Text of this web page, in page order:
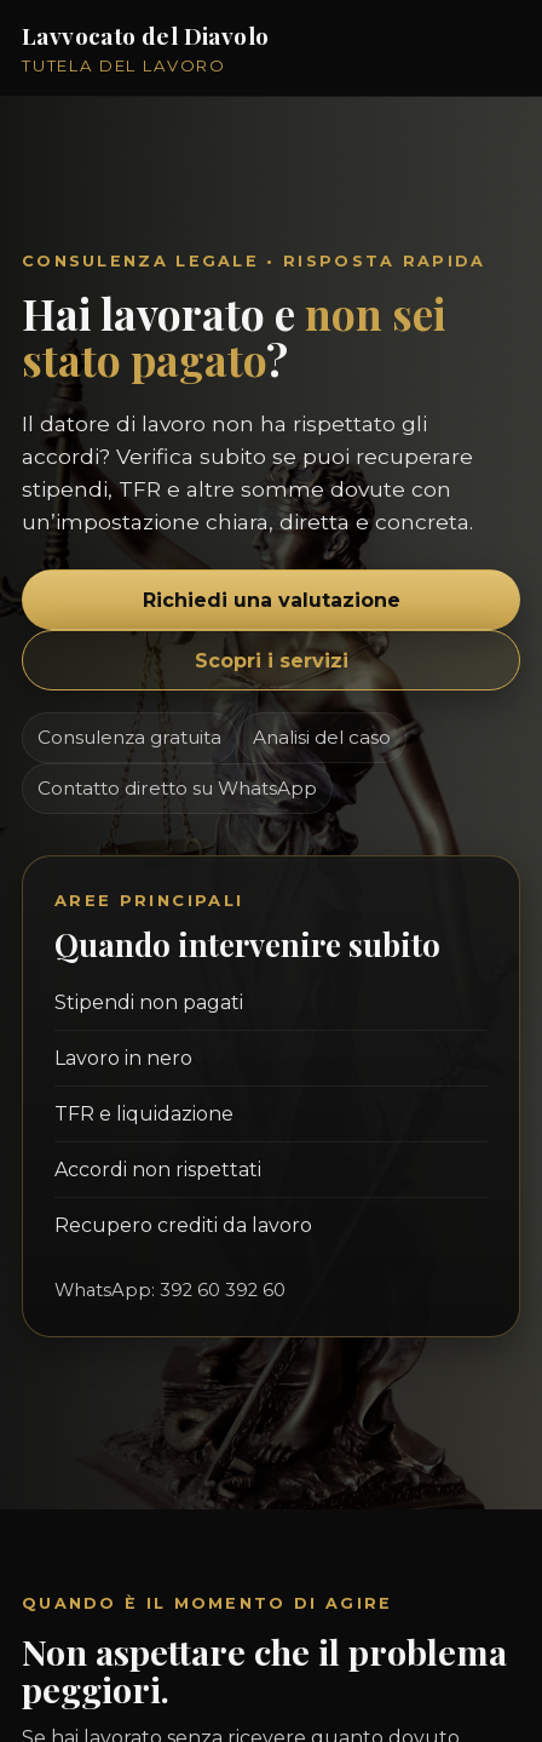
Lavvocato del Diavolo
TUTELA DEL LAVORO
CONSULENZA LEGALE • RISPOSTA RAPIDA
Hai lavorato enon sei
stato pagato?
Il datore di lavoro non ha rispettato gli
accordi? Verifica subito se puoi recuperare
stipendi, TFR e altre somme dovute con
un’impostazione chiara, diretta e concreta.
Richiedi una valutazione
Scopri i servizi
Consulenza gratuita Analisi del caso
Contatto diretto su WhatsApp
AREE PRINCIPALI
Quando intervenire subito
Stipendi non pagati
Lavoro in nero
TFR e liquidazione
Accordi non rispettati
Recupero crediti da lavoro
WhatsApp: 392 60 392 60
QUANDO È IL MOMENTO DI AGIRE
Non aspettare che il problema
peggiori.